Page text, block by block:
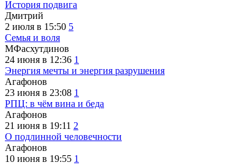
История подвига
Дмитрий
2 июля в 15:50 5
Семья и воля
МФасхутдинов
24 июня в 12:36 1
Энергия мечты и энергия разрушения
Агафонов
23 июня в 23:08 1
РПЦ: в чём вина и беда
Агафонов
21 июня в 19:11 2
О подлинной человечности
Агафонов
10 июня в 19:55 1